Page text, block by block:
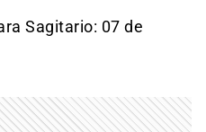
Sagitario: 07 de